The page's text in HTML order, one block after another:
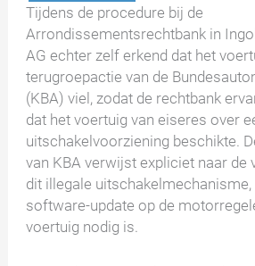
Tijdens de procedure bij de
Arrondissementsrechtbank in
AG echter zelf erkend dat het
terugroepactie van de
(KBA) viel, zodat de rechtbank
dat het voertuig van eiseres over
uitschakelvoorziening beschikte.
van KBA verwijst expliciet naar de
dit illegale
software-update op de
voertuig nodig is.